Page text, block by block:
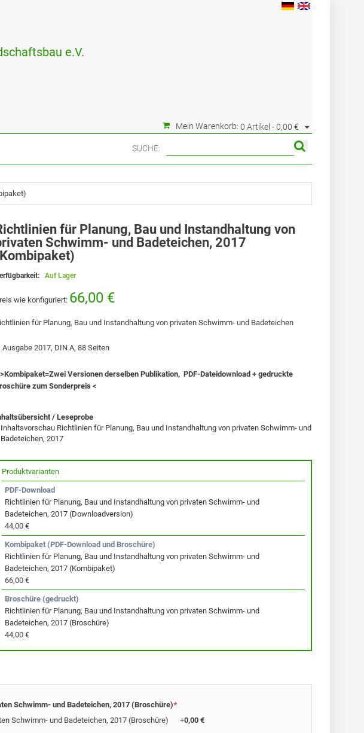
e.V.
Mein Warenkorb: 0 Artikel -0,00 €
SUCHE:
für Planung, Bau und Instandhaltung von
Schwimm- und Badeteichen, 2017
Auf Lager
wie konfiguriert: 66,00 €
für Planung, Bau und Instandhaltung von privaten Schwimm- und Badeteichen
Ausgabe 2017, DIN A, 88 Seiten
>Kombipaket=Zwei Versionen derselben Publikation, PDF-Dateidownload + gedruckte
zum Sonderpreis <
/ Leseprobe
Inhaltsvorschau Richtlinien für Planung, Bau und Instandhaltung von privaten Schwimm- und
Badeteichen, 2017
Produktvarianten
PDF-Download
Richtlinien für Planung, Bau und Instandhaltung von privaten Schwimm- und
Badeteichen, 2017 (Downloadversion)
44,00 €
Kombipaket (PDF-Download und Broschüre)
Richtlinien für Planung, Bau und Instandhaltung von privaten Schwimm- und
Badeteichen, 2017 (Kombipaket)
66,00 €
Broschüre (gedruckt)
Richtlinien für Planung, Bau und Instandhaltung von privaten Schwimm- und
Badeteichen, 2017 (Broschüre)
44,00 €
Schwimm- und Badeteichen, 2017 (Broschüre)*
Schwimm- und Badeteichen, 2017 (Broschüre)
+0,00 €